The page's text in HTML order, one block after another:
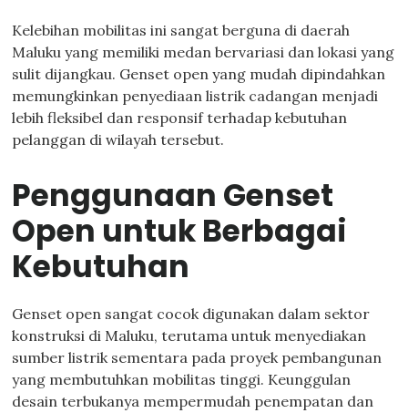
Kelebihan mobilitas ini sangat berguna di daerah
Maluku yang memiliki medan bervariasi dan lokasi yang
sulit dijangkau. Genset open yang mudah dipindahkan
memungkinkan penyediaan listrik cadangan menjadi
lebih fleksibel dan responsif terhadap kebutuhan
pelanggan di wilayah tersebut.
Penggunaan Genset
Open untuk Berbagai
Kebutuhan
Genset open sangat cocok digunakan dalam sektor
konstruksi di Maluku, terutama untuk menyediakan
sumber listrik sementara pada proyek pembangunan
yang membutuhkan mobilitas tinggi. Keunggulan
desain terbukanya mempermudah penempatan dan